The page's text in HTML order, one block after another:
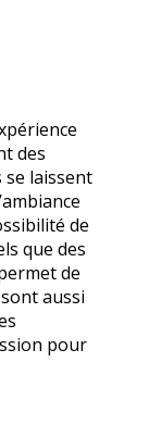
des
se laissent
de
que des
de
aussi
pour